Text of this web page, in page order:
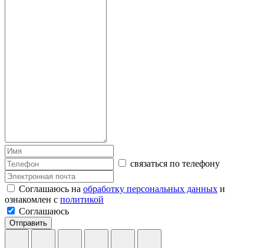
связаться по телефону
Соглашаюсь на обработку персональных данных и
ознакомлен с политикой
Соглашаюсь
Отправить